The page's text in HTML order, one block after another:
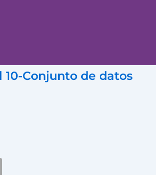
10-Conjunto de datos